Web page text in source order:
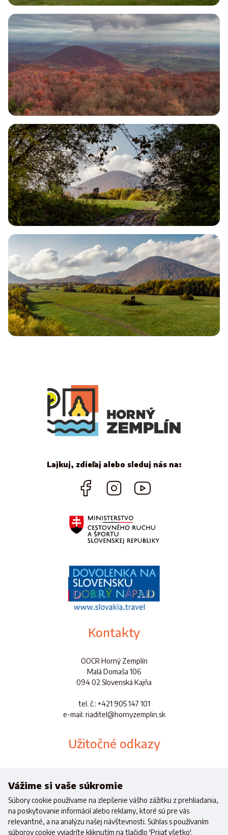
Lajkuj, zdieľaj alebo sleduj nás na:
Kontakty
OOCR Horný Zemplín
Malá Domaša 106
094 02 Slovenská Kajňa
tel. č.: +421 905 147 101
e-mail: riaditel@hornyzemplin.sk
Užitočné odkazy
Aplikácia
Vážime si vaše súkromie
Súbory cookie používame na zlepšenie vášho zážitku z prehliadania,
na poskytovanie informácií alebo reklamy, ktoré sú pre vás
relevantné, a na analýzu našej návštevnosti. Súhlas s používaním
súborov cookie vyjadríte kliknutím na tlačidlo 'Prijať všetko'.